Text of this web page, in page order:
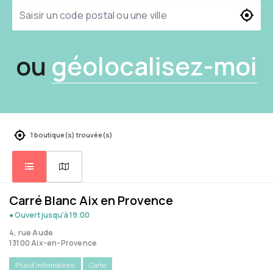
ou géolocalisez-moi
1 boutique(s) trouvée(s)
Carré Blanc Aix en Provence
● Ouvertjusqu'à 19:00
4, rue Aude
13100 Aix-en-Provence
Plus d'informations Carte